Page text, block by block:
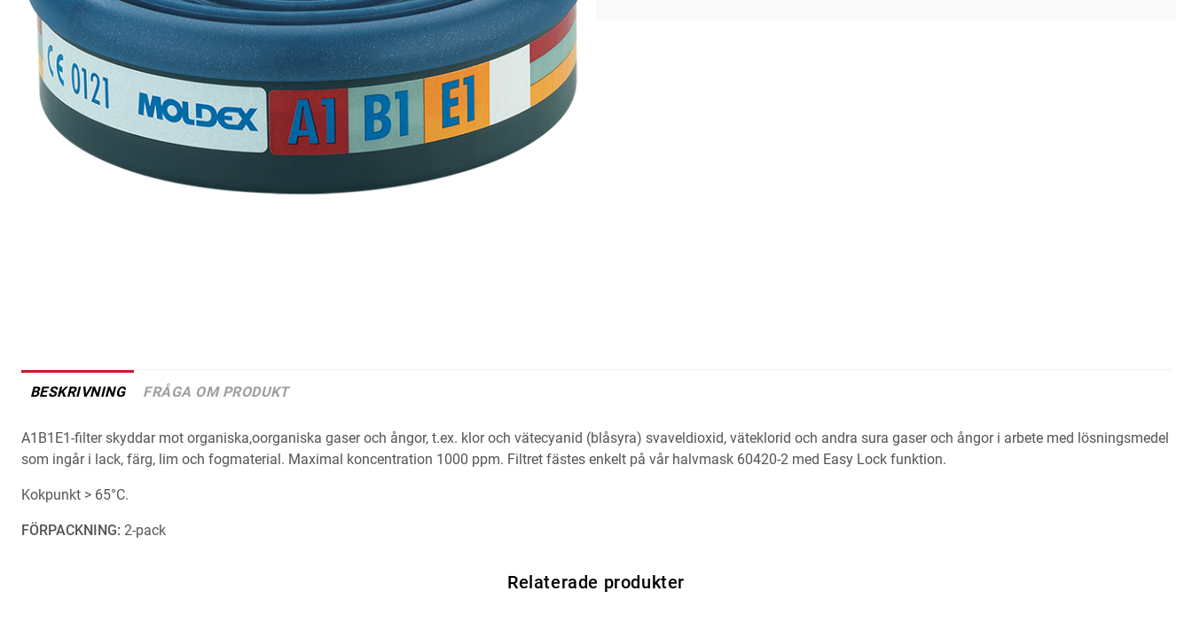
BESKRIVNING FRÅGA OM PRODUKT
A1B1E1-filter skyddar mot organiska,oorganiska gaser och ångor, t.ex. klor och vätecyanid (blåsyra) svaveldioxid, väteklorid och andra sura gaser och ångor i arbete med lösningsmedel
som ingår i lack, färg, lim och fogmaterial. Maximal koncentration 1000 ppm. Filtret fästes enkelt på vår halvmask 60420-2 med Easy Lock funktion.
Kokpunkt > 65°C.
FÖRPACKNING: 2-pack
Relaterade produkter